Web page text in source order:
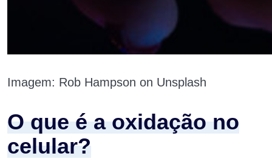
Imagem: Rob Hampson on Unsplash
O que é a oxidação no
celular?